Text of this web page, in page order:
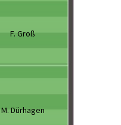
F. Groß
M. Dürhagen